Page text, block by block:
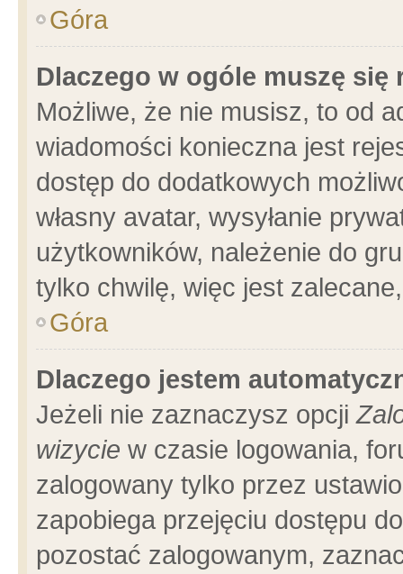
Góra
Dlaczego w ogóle muszę się
Możliwe, że nie musisz, to od
wiadomości konieczna jest
dostęp do dodatkowych
własny avatar, wysyłanie
użytkowników, należenie do
tylko chwilę, więc jest
Góra
Dlaczego jestem
Jeżeli nie zaznaczysz opcji
wizycie w czasie logowania,
zalogowany tylko przez
zapobiega przejęciu dostępu
pozostać zalogowanym,